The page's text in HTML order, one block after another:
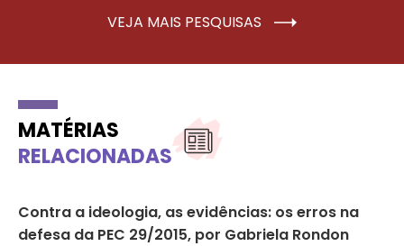
VEJA MAIS PESQUISAS
MATÉRIAS
RELACIONADAS
Contra a ideologia, as evidências: os erros na
defesa da PEC 29/2015, por Gabriela Rondon